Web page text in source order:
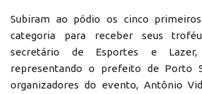
Subiram ao pódio os cinco
categoria para receber seus
secretário de Esportes e
representando o prefeito de Porto
organizadores do evento, Antônio